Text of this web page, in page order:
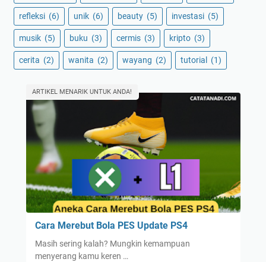
refleksi (6) unik (6) beauty (5) investasi (5)
musik (5) buku (3) cermis (3) kripto (3)
cerita (2) wanita (2) wayang (2) tutorial (1)
ARTIKEL MENARIK UNTUK ANDA!
Cara Merebut Bola PES Update PS4
Masih sering kalah? Mungkin kemampuan
menyerang kamu keren …